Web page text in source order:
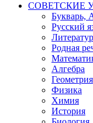
СОВЕТСКИЕ
Букварь,
Русский
Родная
Алгебра
Геометрия
Физика
Химия
История